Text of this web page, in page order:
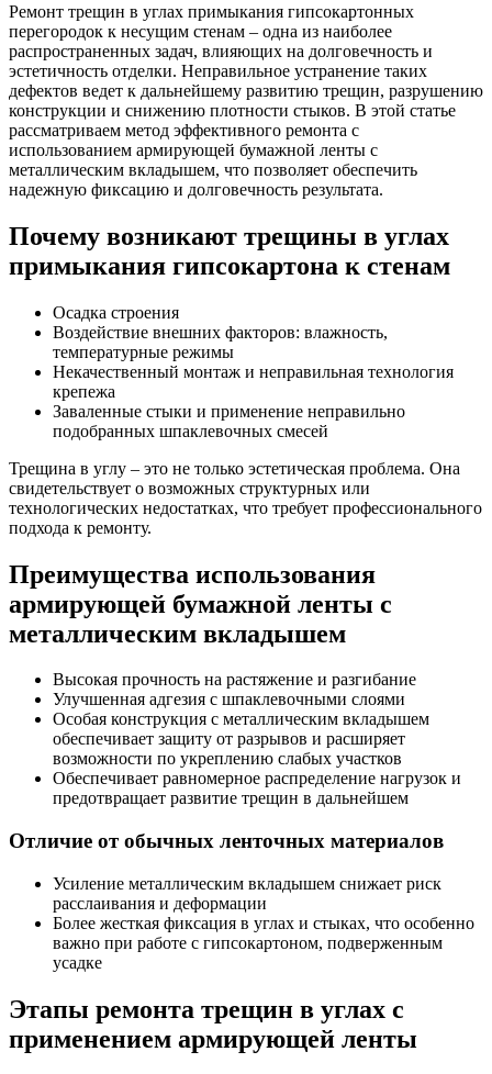
Ремонт трещин в углах примыкания гипсокартонных
перегородок к несущим стенам – одна из наиболее
распространенных задач, влияющих на долговечность и
эстетичность отделки. Неправильное устранение таких
дефектов ведет к дальнейшему развитию трещин, разрушению
конструкции и снижению плотности стыков. В этой статье
рассматриваем метод эффективного ремонта с
использованием армирующей бумажной ленты с
металлическим вкладышем, что позволяет обеспечить
надежную фиксацию и долговечность результата.
Почему возникают трещины в углах
примыкания гипсокартона к стенам
Осадка строения
Воздействие внешних факторов: влажность,
температурные режимы
Некачественный монтаж и неправильная технология
крепежа
Заваленные стыки и применение неправильно
подобранных шпаклевочных смесей
Трещина в углу – это не только эстетическая проблема. Она
свидетельствует о возможных структурных или
технологических недостатках, что требует профессионального
подхода к ремонту.
Преимущества использования
армирующей бумажной ленты с
металлическим вкладышем
Высокая прочность на растяжение и разгибание
Улучшенная адгезия с шпаклевочными слоями
Особая конструкция с металлическим вкладышем
обеспечивает защиту от разрывов и расширяет
возможности по укреплению слабых участков
Обеспечивает равномерное распределение нагрузок и
предотвращает развитие трещин в дальнейшем
Отличие от обычных ленточных материалов
Усиление металлическим вкладышем снижает риск
расслаивания и деформации
Более жесткая фиксация в углах и стыках, что особенно
важно при работе с гипсокартоном, подверженным
усадке
Этапы ремонта трещин в углах с
применением армирующей ленты